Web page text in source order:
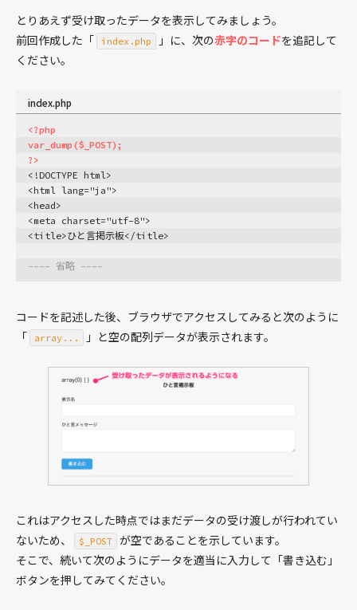
データベース MySQL / MariaDB
データベース SQLite
Swift Mailerライブラリ
mPDFライブラリ
ファイル / ディレクトリ
phpMyAdmin
お問い合わせフォームを作る
入門
WordPress
設定
GraphQL
ユーザー
ワークショップ
とりあえず受け取ったデータを表示してみましょう。
前回作成した「 index.php 」に、次の赤字のコードを追記して
ください。
index.php
<?php
var_dump($_POST);
?>
<!DOCTYPE html>
<html lang="ja">
<head>
<meta charset="utf-8">
<title>ひと言掲示板</title>
---- 省略 ----
コードを記述した後、ブラウザでアクセスしてみると次のように
「
array... 」と空の配列データが表示されます。
これはアクセスした時点ではまだデータの受け渡しが行われてい
ないため、
$_POST が空であることを示しています。
そこで、続いて次のようにデータを適当に入力して「書き込む」
ボタンを押してみてください。